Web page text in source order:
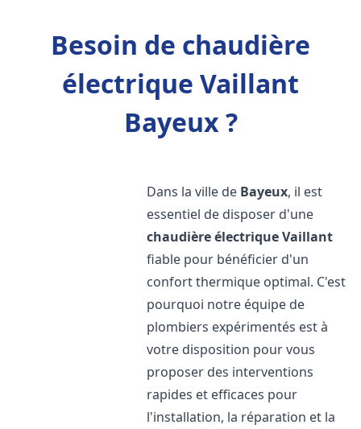
Besoin de chaudière
électrique Vaillant
Bayeux ?
Dans la ville de Bayeux, il est
essentiel de disposer d'une
chaudière électrique Vaillant
fiable pour bénéficier d'un
confort thermique optimal. C'est
pourquoi notre équipe de
plombiers expérimentés est à
votre disposition pour vous
proposer des interventions
rapides et efficaces pour
l'installation, la réparation et la